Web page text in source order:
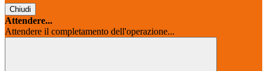
Chiudi
Attendere...
Attendere il completamento dell'operazione...